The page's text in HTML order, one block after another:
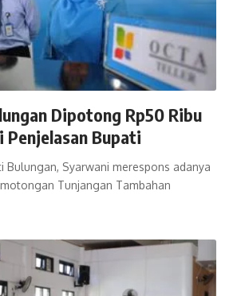
Dipotong Rp50 Ribu
Penjelasan Bupati
Bulungan, Syarwani merespons adanya
Tunjangan Tambahan